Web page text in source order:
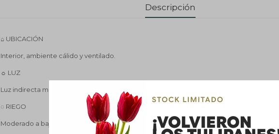
Descripción
⌂ UBICACIÓN
Interior, ambiente cálido y ventilado.
☼ LUZ
Luz indirecta media a brillante, aunque también se adapta a poca luz.
◌ RIEGO
Moderado a bajo. Regar únicamente cuando el sustrato esté seco. Evitar